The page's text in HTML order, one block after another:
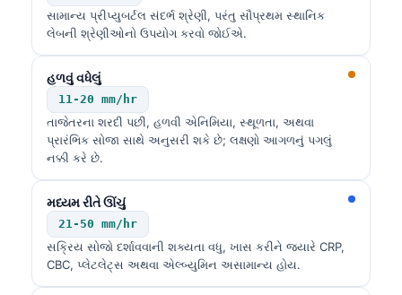
સામાન્ય પ્રીપ્યુબર્ટલ સંદર્ભ શ્રેણી, પરંતુ સૌપ્રથમ સ્થાનિક
લેબની શ્રેણીઓનો ઉપયોગ કરવો જોઈએ.
હળવું વધેલું
11-20 mm/hr
તાજેતરના શરદી પછી, હળવી એનિમિયા, સ્થૂળતા, અથવા
પ્રારંભિક સોજા સાથે અનુસરી શકે છે; લક્ષણો આગળનું પગલું
નક્કી કરે છે.
મધ્યમ રીતે ઊંચું
21-50 mm/hr
સક્રિય સોજો દર્શાવવાની શક્યતા વધુ, ખાસ કરીને જ્યારે CRP,
CBC, પ્લેટલેટ્સ અથવા એલ્બ્યુમિન અસામાન્ય હોય.